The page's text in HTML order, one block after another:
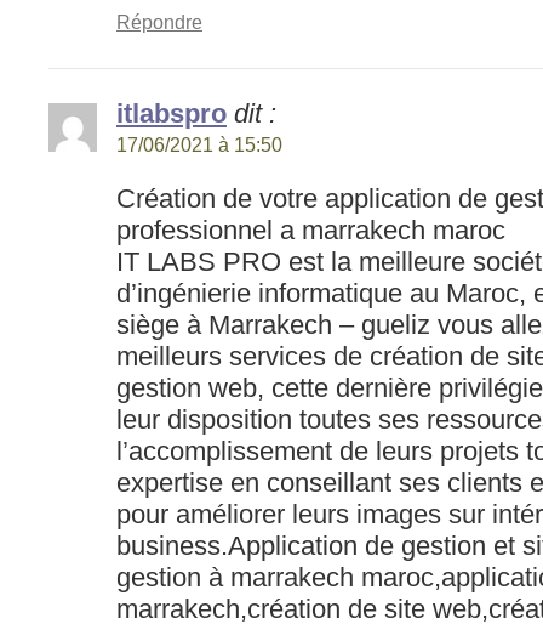
Répondre
itlabspro dit :
17/06/2021 à 15:50
Création de votre application de
professionnel a marrakech maroc
IT LABS PRO est la meilleure
d’ingénierie informatique au Maroc,
siège à Marrakech – gueliz vous
meilleurs services de création de
gestion web, cette dernière
leur disposition toutes ses
l’accomplissement de leurs projets
expertise en conseillant ses clients
pour améliorer leurs images sur
business.Application de gestion et
gestion à marrakech
marrakech,création de site